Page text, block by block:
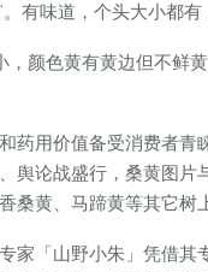
有味道，个头大小都
颜色黄有黄边但不鲜
药用价值备受消费者
舆论战盛行，桑黄图
桑黄、马蹄黄等其它
家「山野小朱」凭借